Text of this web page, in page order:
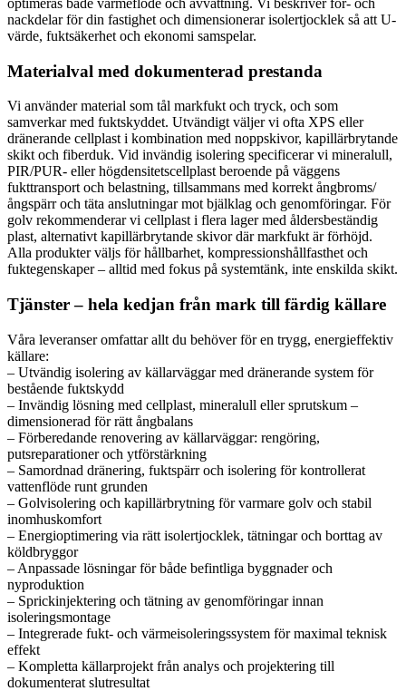
nackdelar för din fastighet och dimensionerar isolertjocklek så att U-
värde, fuktsäkerhet och ekonomi samspelar.
Materialval med dokumenterad prestanda
Vi använder material som tål markfukt och tryck, och som
samverkar med fuktskyddet. Utvändigt väljer vi ofta XPS eller
dränerande cellplast i kombination med noppskivor, kapillärbrytande
skikt och fiberduk. Vid invändig isolering specificerar vi mineralull,
PIR/PUR- eller högdensitetscellplast beroende på väggens
fukttransport och belastning, tillsammans med korrekt ångbroms/
ångspärr och täta anslutningar mot bjälklag och genomföringar. För
golv rekommenderar vi cellplast i flera lager med åldersbeständig
plast, alternativt kapillärbrytande skivor där markfukt är förhöjd.
Alla produkter väljs för hållbarhet, kompressionshållfasthet och
fuktegenskaper – alltid med fokus på systemtänk, inte enskilda skikt.
Tjänster – hela kedjan från mark till färdig källare
Våra leveranser omfattar allt du behöver för en trygg, energieffektiv
källare:
– Utvändig isolering av källarväggar med dränerande system för
bestående fuktskydd
– Invändig lösning med cellplast, mineralull eller sprutskum –
dimensionerad för rätt ångbalans
– Förberedande renovering av källarväggar: rengöring,
putsreparationer och ytförstärkning
– Samordnad dränering, fuktspärr och isolering för kontrollerat
vattenflöde runt grunden
– Golvisolering och kapillärbrytning för varmare golv och stabil
inomhuskomfort
– Energioptimering via rätt isolertjocklek, tätningar och borttag av
köldbryggor
– Anpassade lösningar för både befintliga byggnader och
nyproduktion
– Sprickinjektering och tätning av genomföringar innan
isoleringsmontage
– Integrerade fukt- och värmeisoleringssystem för maximal teknisk
effekt
– Kompletta källarprojekt från analys och projektering till
dokumenterat slutresultat